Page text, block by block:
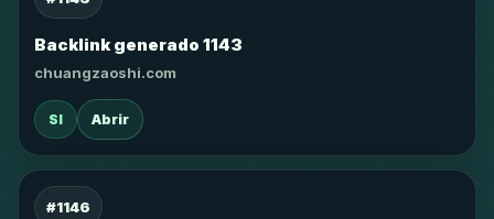
Backlink generado 1143
chuangzaoshi.com
SI Abrir
#1146